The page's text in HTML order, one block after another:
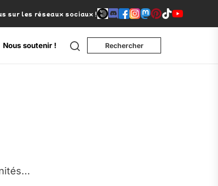
sur les réseaux sociaux !
Nous soutenir ! Search Rechercher